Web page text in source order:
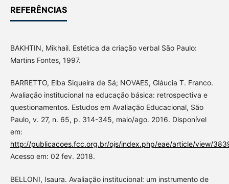
REFERÊNCIAS
BAKHTIN, Mikhail. Estética da criação verbal São Paulo:
Martins Fontes, 1997.
BARRETTO, Elba Siqueira de Sá; NOVAES, Gláucia T. Franco.
Avaliação institucional na educação básica: retrospectiva e
questionamentos. Estudos em Avaliação Educacional, São
Paulo, v. 27, n. 65, p. 314-345, maio/ago. 2016. Disponível
em:
http://publicacoes.fcc.org.br/ojs/index.php/eae/article/view/
Acesso em: 02 fev. 2018.
BELLONI, Isaura. Avaliação institucional: um instrumento de